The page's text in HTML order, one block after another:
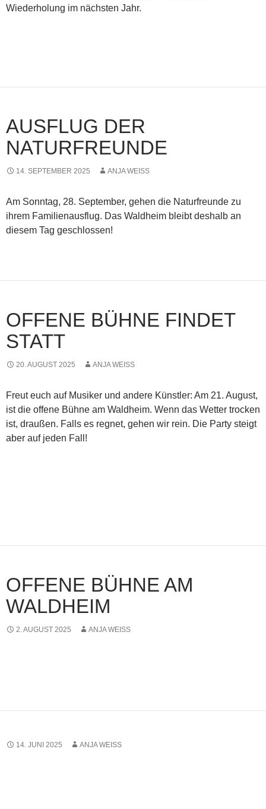
Wiederholung im nächsten Jahr.
AUSFLUG DER
NATURFREUNDE
14. SEPTEMBER 2025 ANJA WEISS
Am Sonntag, 28. September, gehen die Naturfreunde zu
ihrem Familienausflug. Das Waldheim bleibt deshalb an
diesem Tag geschlossen!
OFFENE BÜHNE FINDET
STATT
20. AUGUST 2025 ANJA WEISS
Freut euch auf Musiker und andere Künstler: Am 21. August,
ist die offene Bühne am Waldheim. Wenn das Wetter trocken
ist, draußen. Falls es regnet, gehen wir rein. Die Party steigt
aber auf jeden Fall!
OFFENE BÜHNE AM
WALDHEIM
2. AUGUST 2025 ANJA WEISS
14. JUNI 2025 ANJA WEISS